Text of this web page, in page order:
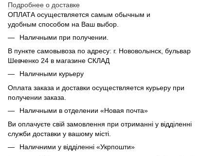
Подробнее о доставке
ОПЛАТА осуществляется самым обычным и
удобным способом на Ваш выбор.
Наличными при получении.
В пункте самовывоза по адресу: г. Нововолынск, бульвар
Шевченко 24 в магазине СКЛАД
Наличными курьеру
Оплата заказа и доставки осуществляется курьеру при
получении заказа.
Наличными в отделении «Новая почта»
Ви оплачуєте свій замовлення при отриманні у відділенні
служби доставки у вашому місті.
Наличними у відділенні «Укрпошти»